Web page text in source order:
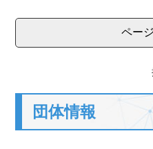
ペー
団体情報